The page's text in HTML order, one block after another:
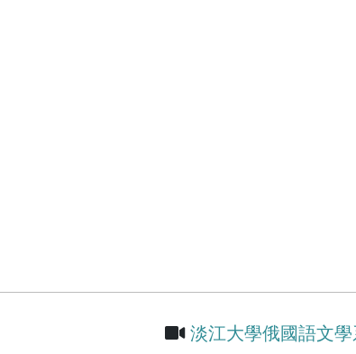
淡江大學俄國語文